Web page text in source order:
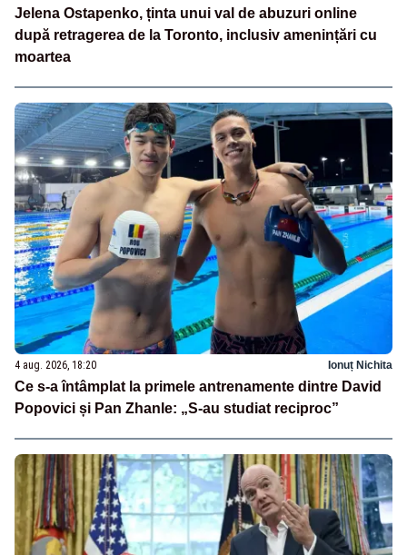
Jelena Ostapenko, ținta unui val de abuzuri online
după retragerea de la Toronto, inclusiv amenințări cu
moartea
4 aug. 2026, 18:20 Ionuț Nichita
Ce s-a întâmplat la primele antrenamente dintre David
Popovici și Pan Zhanle: „S-au studiat reciproc”